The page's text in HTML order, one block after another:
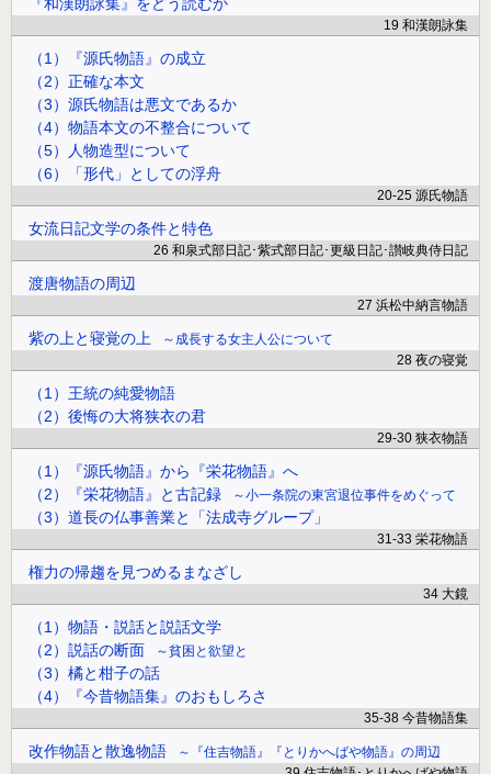
19 和漢朗詠集
（1）『源氏物語』の成立
（2）正確な本文
（3）源氏物語は悪文であるか
（4）物語本文の不整合について
（5）人物造型について
（6）「形代」としての浮舟
20-25 源氏物語
女流日記文学の条件と特色
26 和泉式部日記･紫式部日記･更級日記･讃岐典侍日記
渡唐物語の周辺
27 浜松中納言物語
紫の上と寝覚の上
成長する女主人公について
28 夜の寝覚
（1）王統の純愛物語
（2）後悔の大将狭衣の君
29-30 狭衣物語
（1）『源氏物語』から『栄花物語』へ
（2）『栄花物語』と古記録
小一条院の東宮退位事件をめぐって
（3）道長の仏事善業と「法成寺グループ」
31-33 栄花物語
権力の帰趨を見つめるまなざし
34 大鏡
（1）物語・説話と説話文学
（2）説話の断面
貧困と欲望と
（3）橘と柑子の話
（4）『今昔物語集』のおもしろさ
35-38 今昔物語集
改作物語と散逸物語
『住吉物語』『とりかへばや物語』の周辺